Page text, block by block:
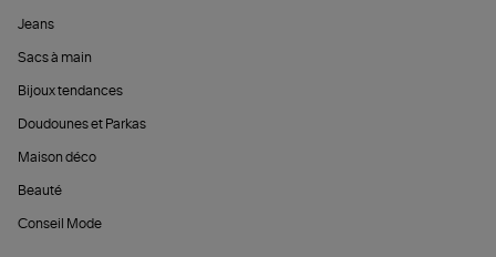
Jeans
Sacs à main
Bijoux tendances
Doudounes et Parkas
Maison déco
Beauté
Conseil Mode